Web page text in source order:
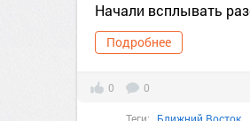
Начали всплывать
Подробнее
0 0